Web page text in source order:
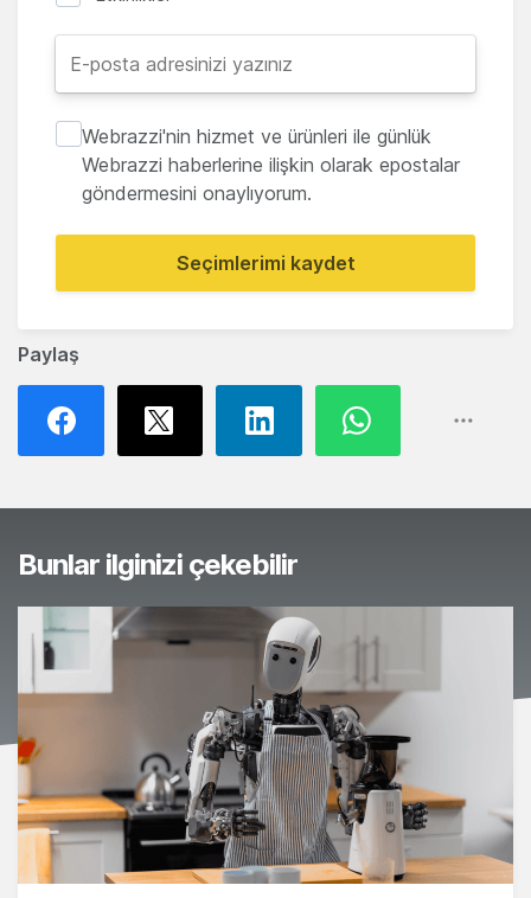
Paylaş
Webrazzi'nin hizmet ve ürünleri ile günlük
Webrazzi haberlerine ilişkin olarak epostalar
göndermesini onaylıyorum.
Seçimlerimi kaydet
Bunlar ilginizi çekebilir